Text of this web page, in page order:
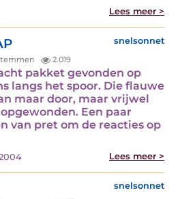
Lees meer >
snelsonnet
2.019
pakket gevonden op
langs het spoor. Die flauwe
maar door, maar vrijwel
Een paar
van pret om de reacties op
Lees meer >
snelsonnet